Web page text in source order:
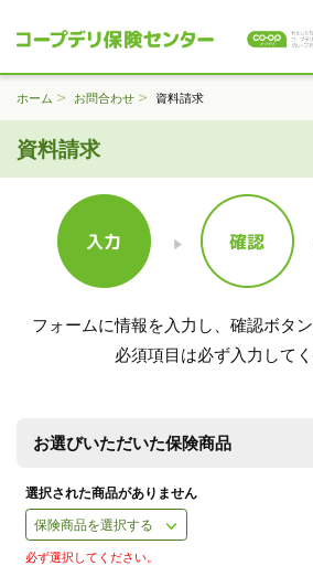
ホーム お問合わせ 資料請求
資料請求
フォームに情報を入力し、 確認ボタ
必須項目は必ず入力してく
お選びいただいた保険商品
選択された商品がありません
保険商品を選択する
必ず選択してください。